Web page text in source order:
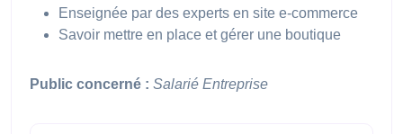
Enseignée par des experts en site e-commerce
Savoir mettre en place et gérer une boutique
Public concerné : Salarié Entreprise